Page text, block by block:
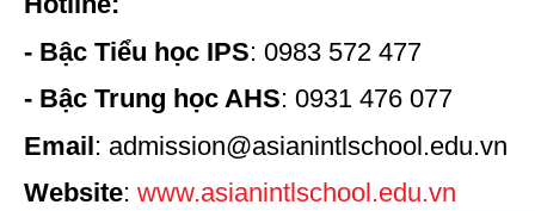
- Bậc Tiểu học IPS: 0983 572 477
- Bậc Trung học AHS: 0931 476 077
Email : admission@asianintlschool.edu.vn
Website: www.asianintlschool.edu.vn